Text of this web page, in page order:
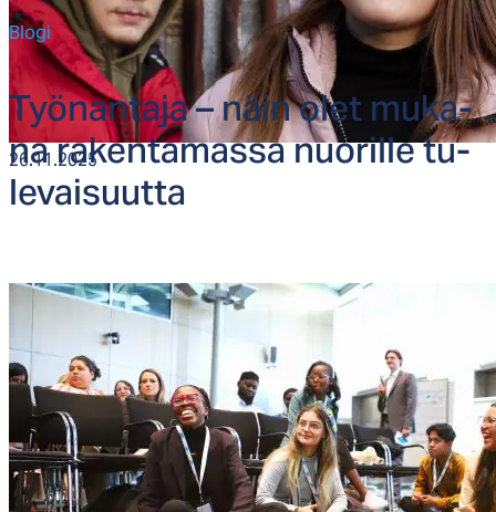
26.11.2025
Blogi
Työ­nan­ta­ja – näin olet mu­ka­
na ra­ken­ta­mas­sa nuo­ril­le tu­
le­vai­suut­ta